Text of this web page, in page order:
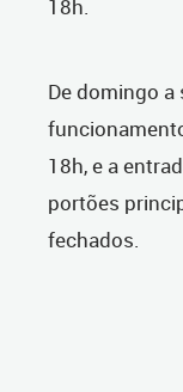
18h.
De domingo
18h, e a
portões
fechados.